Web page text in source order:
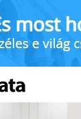
klímát az